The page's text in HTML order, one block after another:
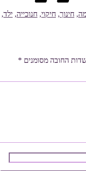
, חינוך, חיקוי, חנוכייה, ילד,
החובה מסומנים *